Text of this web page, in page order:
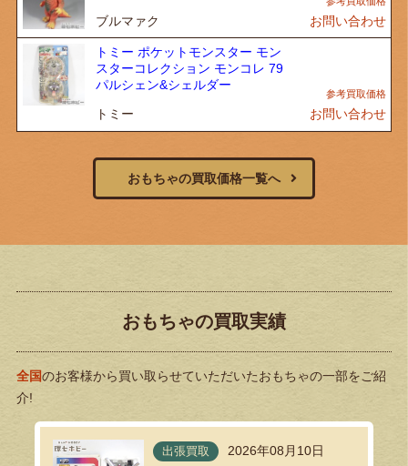
ブルマァク お問い合わせ
トミー ポケットモンスター モン
スターコレクション モンコレ 79
パルシェン&シェルダー
トミー お問い合わせ
おもちゃの買取価格一覧へ
おもちゃの買取実績
全国のお客様から買い取らせていただいたおもちゃの一部をご紹
介!
出張買取
2026年08月10日